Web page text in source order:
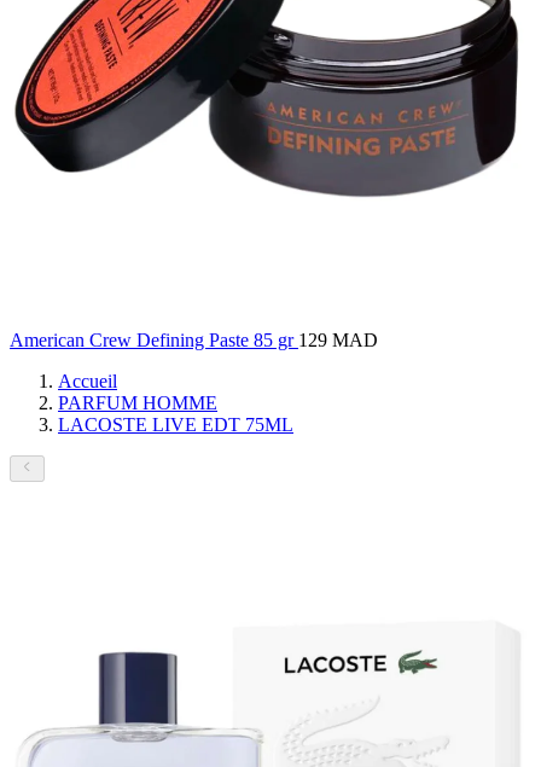
American Crew Defining Paste 85 gr 129 MAD
Accueil
PARFUM HOMME
LACOSTE LIVE EDT 75ML